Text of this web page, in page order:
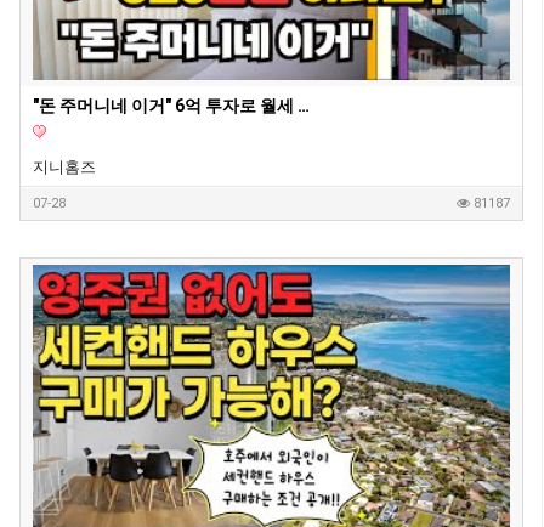
"돈 주머니네 이거" 6억 투자로 월세 620만원 아파트? | 지니집 에이전트 | 마이크로 아파트먼트
지니홈즈
07-28 81187